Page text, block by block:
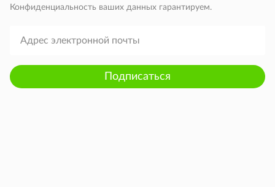
Конфиденциальность ваших данных гарантируем.
Подписаться